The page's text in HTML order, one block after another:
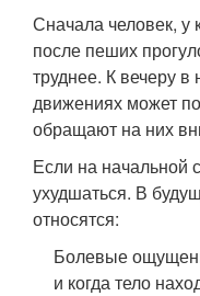
Сначала человек, у
после пеших
труднее. К вечеру в
движениях может
обращают на них
Если на начальной
ухудшаться. В
относятся:
Болевые
и когда тело